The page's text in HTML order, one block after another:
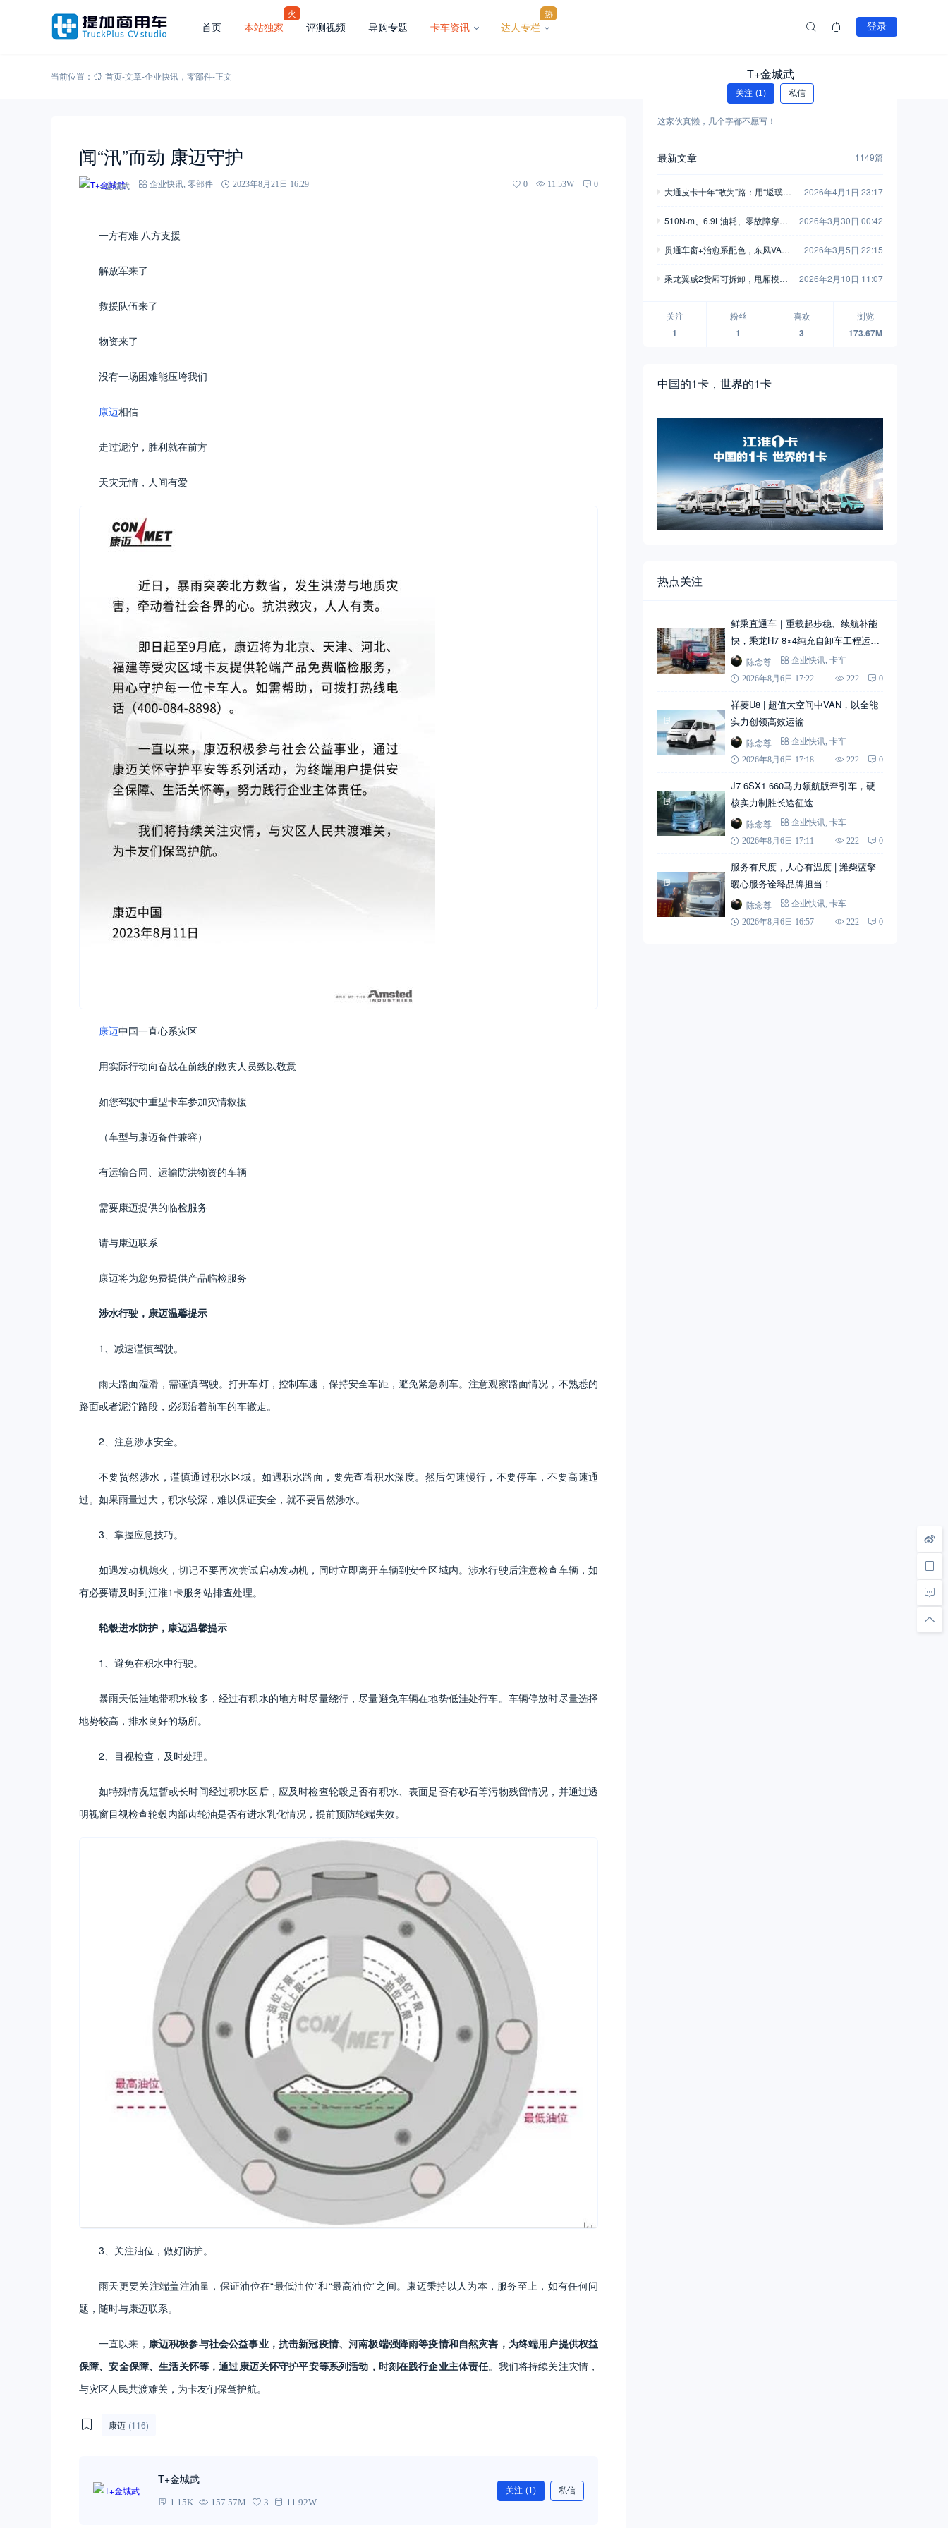
首页 本站独家
火
评测视频 导购专题 卡车资讯 达人专栏
热
登录
当前位置： 首页-文章-企业快讯 ， 零部件-正文
闻“汛”而动 康迈守护
T+金城武 企业快讯 零部件 2023年8月21日 16:29 0 11.53W 0
一方有难 八方支援
解放军来了
救援队伍来了
物资来了
没有一场困难能压垮我们
康迈相信
走过泥泞，胜利就在前方
天灾无情，人间有爱
康迈中国一直心系灾区
用实际行动向奋战在前线的救灾人员致以敬意
如您驾驶中重型卡车参加灾情救援
（车型与康迈备件兼容）
有运输合同、运输防洪物资的车辆
需要康迈提供的临检服务
请与康迈联系
康迈将为您免费提供产品临检服务
涉水行驶，康迈温馨提示
1、减速谨慎驾驶。
雨天路面湿滑，需谨慎驾驶。打开车灯，控制车速，保持安全车距，避免紧急刹车。注意观察路面情况，不熟悉的
路面或者泥泞路段，必须沿着前车的车辙走。
2、注意涉水安全。
不要贸然涉水，谨慎通过积水区域。如遇积水路面，要先查看积水深度。然后匀速慢行，不要停车，不要高速通
过。如果雨量过大，积水较深，难以保证安全，就不要冒然涉水。
3、掌握应急技巧。
如遇发动机熄火，切记不要再次尝试启动发动机，同时立即离开车辆到安全区域内。涉水行驶后注意检查车辆，如
有必要请及时到江淮1卡服务站排查处理。
轮毂进水防护，康迈温馨提示
1、避免在积水中行驶。
暴雨天低洼地带积水较多，经过有积水的地方时尽量绕行，尽量避免车辆在地势低洼处行车。车辆停放时尽量选择
地势较高，排水良好的场所。
2、目视检查，及时处理。
如特殊情况短暂或长时间经过积水区后，应及时检查轮毂是否有积水、表面是否有砂石等污物残留情况，并通过透
明视窗目视检查轮毂内部齿轮油是否有进水乳化情况，提前预防轮端失效。
3、关注油位，做好防护。
雨天更要关注端盖注油量，保证油位在“最低油位”和“最高油位”之间。康迈秉持以人为本，服务至上，如有任何问
题，随时与康迈联系。
一直以来， 康迈积极参与社会公益事业，抗击新冠疫情、河南极端强降雨等疫情和自然灾害，为终端用户提供权益
保障、安全保障、生活关怀等，通过康迈关怀守护平安等系列活动，时刻在践行企业主体责任。我们将持续关注灾情，
与灾区人民共渡难关，为卡友们保驾护航。
康迈 (116)
T+金城武
1.15K 157.57M 3 11.92W
关注 (1) 私信
T+金城武
关注 (1) 私信
这家伙真懒，几个字都不愿写！
最新文章 1149篇
大通皮卡十年“敢为”路：用“返璞归
2026年4月1日 23:17
510N·m、6.9L油耗、零故障穿
2026年3月30日 00:42
贯通车窗+治愈系配色，东风VAN
2026年3月5日 22:15
乘龙翼威2货厢可拆卸，甩厢模式
2026年2月10日 11:07
关注
1
粉丝
1
喜欢
3
浏览
173.67M
中国的1卡，世界的1卡
热点关注
鲜乘直通车｜重载起步稳、续航补能
快，乘龙H7 8×4纯充自卸车工程运输
实力搭档
陈念尊 企业快讯 卡车
2026年8月6日 17:22
222 0
祥菱U8 | 超值大空间中VAN，以全能
实力创领高效运输
陈念尊 企业快讯 卡车
2026年8月6日 17:18
222 0
J7 6SX1 660马力领航版牵引车，硬
核实力制胜长途征途
陈念尊 企业快讯 卡车
2026年8月6日 17:11
222 0
服务有尺度，人心有温度 | 潍柴蓝擎
暖心服务诠释品牌担当！
陈念尊 企业快讯 卡车
2026年8月6日 16:57
222 0